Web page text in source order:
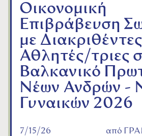
Οικονομική
Επιβράβευση
με Διακριθέντες
Αθλητές/τριες
Βαλκανικό
Νέων Ανδρών -
Γυναικών 2026
7/15/26 από